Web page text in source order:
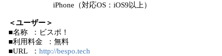
iPhone（対応OS：iOS9以上）
＜ユーザー＞
■名称 ：ビスポ！
■利用料金 ：無料
■URL ： http://bespo.tech